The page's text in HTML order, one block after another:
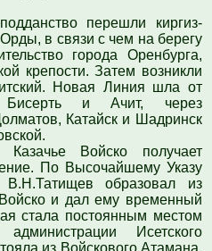
перешли киргиз-
в связи с чем на берегу
города Оренбурга,
крепости. Затем возникли
Новая Линия шла от
Бисерть и Ачит, через
Катайск и Шадринск
Войско получает
По Высочайшему Указу
образовал из
и дал ему временный
стала постоянным местом
Исетского